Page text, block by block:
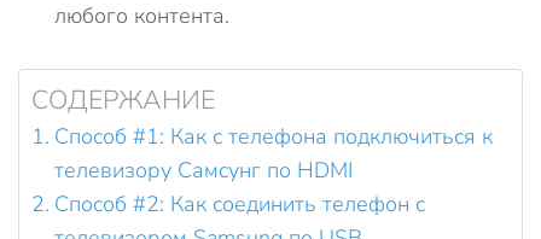
любого контента.
СОДЕРЖАНИЕ
Способ #1: Как с телефона подключиться к
телевизору Самсунг по HDMI
Способ #2: Как соединить телефон с